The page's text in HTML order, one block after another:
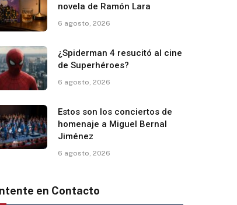
novela de Ramón Lara
6 agosto, 2026
¿Spiderman 4 resucitó al cine
de Superhéroes?
6 agosto, 2026
Estos son los conciertos de
homenaje a Miguel Bernal
Jiménez
6 agosto, 2026
en Contacto